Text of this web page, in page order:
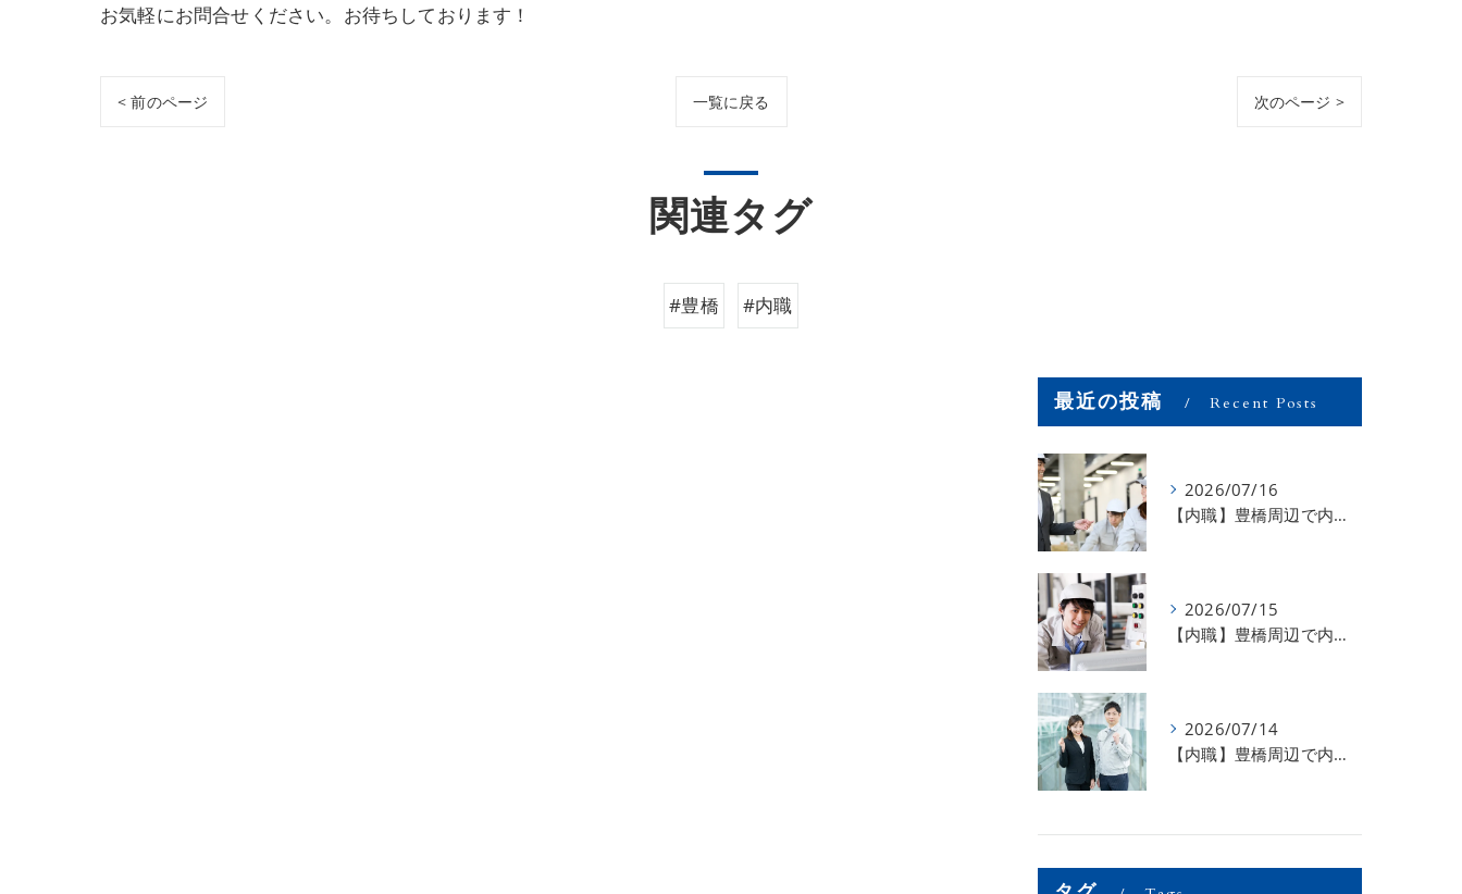
お気軽にお問合せください。お待ちしております！
< 前のページ 一覧に戻る 次のページ >
関連タグ
#豊橋 #内職
最近の投稿 Recent Posts
2026/07/16
【内職】豊橋周辺で内職のお仕事を探している方募集中！【お仕事の内容】
2026/07/15
【内職】豊橋周辺で内職のお仕事を探している方募集中！【急な学級閉鎖も安心】
2026/07/14
【内職】豊橋周辺で内職のお仕事を探している方募集中！【内職さまのお声②】